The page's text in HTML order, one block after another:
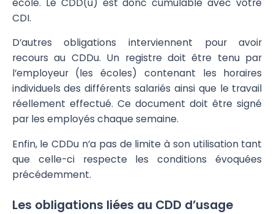
CDI.
D’autres obligations interviennent pour avoir
recours au CDDu. Un registre doit être tenu par
l’employeur (les écoles) contenant les horaires
individuels des différents salariés ainsi que le travail
réellement effectué. Ce document doit être signé
par les employés chaque semaine.
Enfin, le CDDu n’a pas de limite à son utilisation tant
que celle-ci respecte les conditions évoquées
précédemment.
Les obligations liées au CDD d’usage